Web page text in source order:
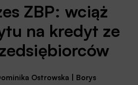
ZBP: wciąż
na kredyt ze
Ostrowska
Borys